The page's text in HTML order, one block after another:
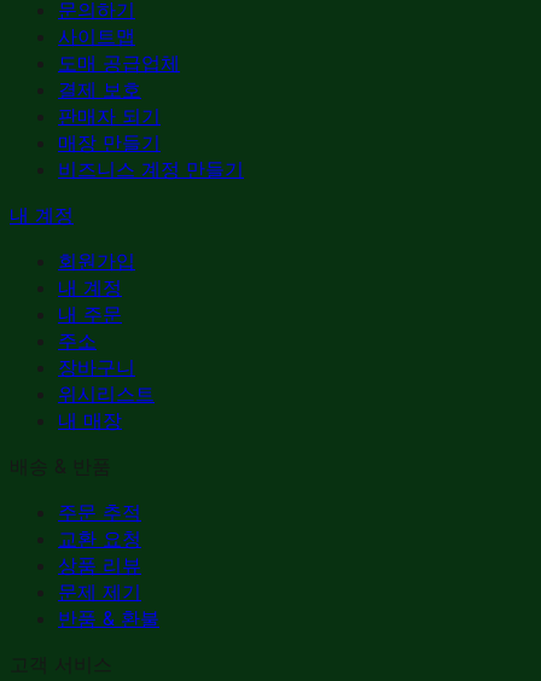
문의하기
사이트맵
도매 공급업체
결제 보호
판매자 되기
매장 만들기
비즈니스 계정 만들기
내 계정
회원가입
내 계정
내 주문
주소
장바구니
위시리스트
내 매장
배송 & 반품
주문 추적
교환 요청
상품 리뷰
문제 제기
반품 & 환불
고객 서비스